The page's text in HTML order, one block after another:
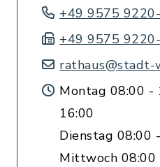
+49 9575
+49 9575
rathaus@stadt-
Montag 08:00 -
16:00
Dienstag 08:00
Mittwoch 08:00